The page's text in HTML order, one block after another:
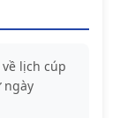
lịch cúp
ngày